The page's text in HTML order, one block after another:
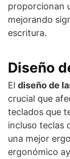
proporcionan
mejorando
escritura.
Diseño
El diseño de
crucial que
teclados que
incluso teclas
una mejor
ergonómico